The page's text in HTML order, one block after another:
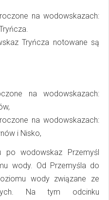
na wodowskazach:
Tryńcza notowane są
na wodowskazach:
na wodowskazach:
i Nisko,
wodowskaz Przemyśl
wody. Od Przemyśla do
wody związane ze
Na tym odcinku